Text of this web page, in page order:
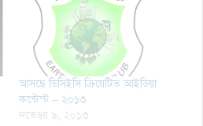
আসছে ডিসিইসি ক্রিয়েটিভ আইডিয়া
কন্টেস্ট – ২০১৩
নভেম্বর ৯, ২০১৩